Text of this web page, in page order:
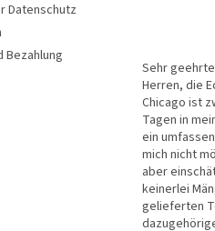
Datenschutz
Bezahlung
Sehr
Herren, die
Chicago ist
Tagen in
ein
mich nicht
aber
keinerlei
gelieferten